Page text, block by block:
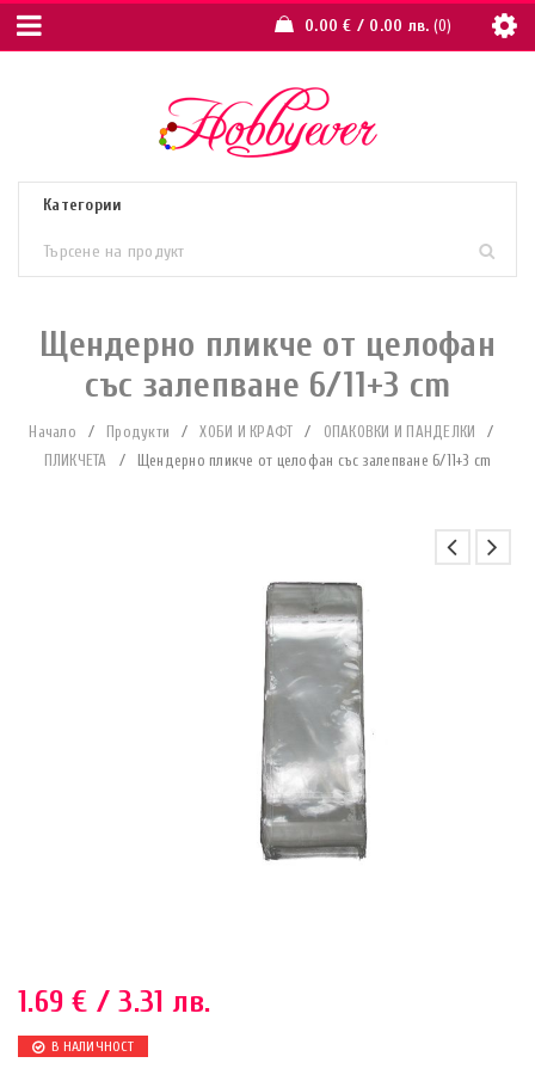
0.00€ / 0.00 лв. 0
Щендерно пликче от целофан
със залепване 6/11+3 cm
Начало / Продукти / ХОБИ И КРАФТ / ОПАКОВКИ И ПАНДЕЛКИ
/
ПЛИКЧЕТА
/ Щендерно пликче от целофан със залепване 6/11+3 cm
1.69€ / 3.31 лв.
В НАЛИЧНОСТ